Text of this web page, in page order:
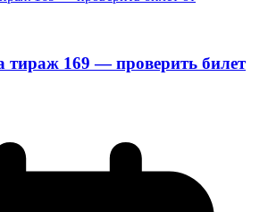
тираж 169 — проверить билет